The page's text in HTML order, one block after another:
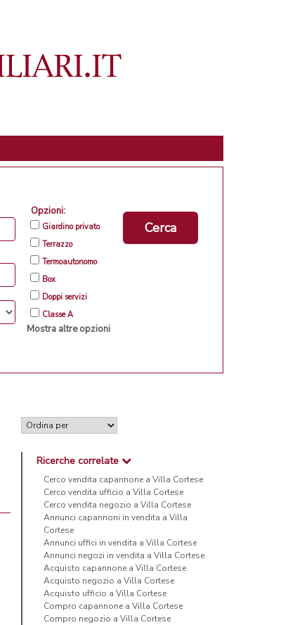
Opzioni:
Giardino privato
Terrazzo
Termoautonomo
Box
Doppi servizi
Classe A
Mostra altre opzioni
Cerca
Ricerche correlate
Cerco vendita capannone a Villa Cortese
Cerco vendita ufficio a Villa Cortese
Cerco vendita negozio a Villa Cortese
Annunci capannoni in vendita a Villa
Cortese
Annunci uffici in vendita a Villa Cortese
Annunci negozi in vendita a Villa Cortese
Acquisto capannone a Villa Cortese
Acquisto negozio a Villa Cortese
Acquisto ufficio a Villa Cortese
Compro capannone a Villa Cortese
Compro negozio a Villa Cortese